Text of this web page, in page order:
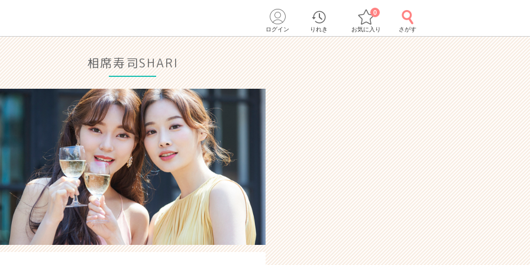
ログイン りれき お気に入り
0
さがす
相席寿司SHARI